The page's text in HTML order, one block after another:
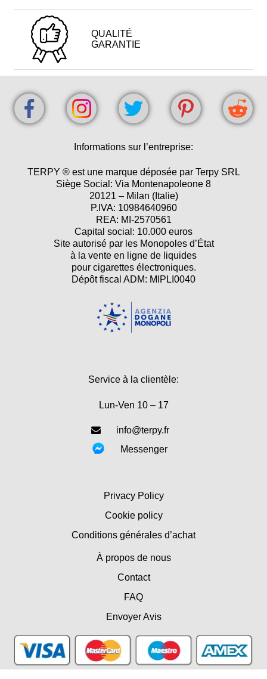
QUALITÉ
GARANTIE
Informations sur l’entreprise:
TERPY ® est une marque déposée par Terpy SRL
Siège Social: Via Montenapoleone 8
20121 – Milan (Italie)
P.IVA: 10984640960
REA: MI-2570561
Capital social: 10.000 euros
Site autorisé par les Monopoles d’État
à la vente en ligne de liquides
pour cigarettes électroniques.
Dépôt fiscal ADM: MIPLI0040
Service à la clientèle:
Lun-Ven 10 – 17
info@terpy.fr
Messenger
Privacy Policy
Cookie policy
Conditions générales d’achat
À propos de nous
Contact
FAQ
Envoyer Avis